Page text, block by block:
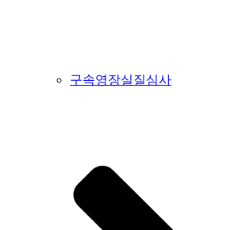
구속영장실질심사